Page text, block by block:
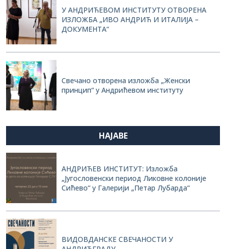
У АНДРИЋЕВОМ ИНСТИТУТУ ОТВОРЕНА
ИЗЛОЖБА „ИВО АНДРИЋ И ИТАЛИЈА –
ДОКУМЕНТА“
Свечано отворена изложба „Женски
принцип“ у Андрићевом институту
НАЈАВЕ
АНДРИЋЕВ ИНСТИТУТ: Изложба
„Југословенски период Ликовне колоније
Сићево“ у Галерији „Петар Лубарда“
ВИДОВДАНСКЕ СВЕЧАНОСТИ У